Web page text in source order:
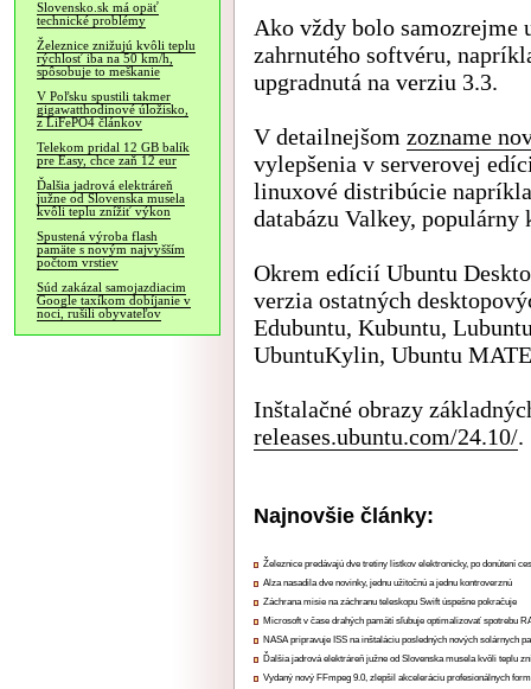
Slovensko.sk má opäť
technické problémy
Železnice znižujú kvôli teplu
rýchlosť iba na 50 km/h,
spôsobuje to meškanie
V Poľsku spustili takmer
gigawatthodinové úložisko,
z LiFePO4 článkov
Telekom pridal 12 GB balík
pre Easy, chce zaň 12 eur
Ďalšia jadrová elektráreň
južne od Slovenska musela
kvôli teplu znížiť výkon
Spustená výroba flash
pamäte s novým najvyšším
počtom vrstiev
Súd zakázal samojazdiacim
Google taxíkom dobíjanie v
noci, rušili obyvateľov
Ako vždy bolo samozrejme
zahrnutého softvéru,
upgradnutá na verziu 3.3.
V detailnejšom zozname
vylepšenia v serverovej
linuxové distribúcie
databázu Valkey, populárny
Okrem edícií Ubuntu
verzia ostatných
Edubuntu, Kubuntu,
UbuntuKylin, Ubuntu
Inštalačné obrazy
releases.ubuntu.com/24.10/.
Najnovšie články:
Železnice predávajú dve tretiny lístkov elektronicky, po donútení
Alza nasadila dve novinky, jednu užitočnú a jednu kontroverznú
Záchrana misie na záchranu teleskopu Swift úspešne pokračuje
Microsoft v čase drahých pamätí sľubuje optimalizovať spotrebu
NASA pripravuje ISS na inštaláciu posledných nových solárnych
Ďalšia jadrová elektráreň južne od Slovenska musela kvôli teplu
Vydaný nový FFmpeg 9.0, zlepšil akceleráciu profesionálnych